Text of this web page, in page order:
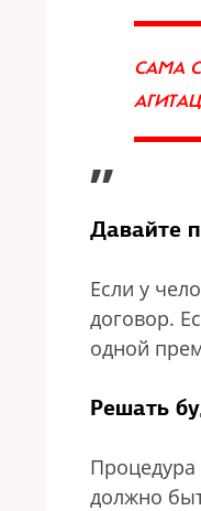
САМА
”
Давайте
Если у
договор.
одной
Решать
должно